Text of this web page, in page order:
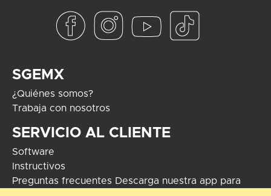
SGEMX
¿Quiénes somos?
Trabaja con nosotros
SERVICIO AL CLIENTE
Software
Instructivos
Preguntas frecuentes Descarga nuestra app para